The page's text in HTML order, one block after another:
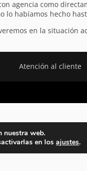
agencia como
lo habíamos hecho
en la
Atención al cliente
nuestra web.
en losajustes.